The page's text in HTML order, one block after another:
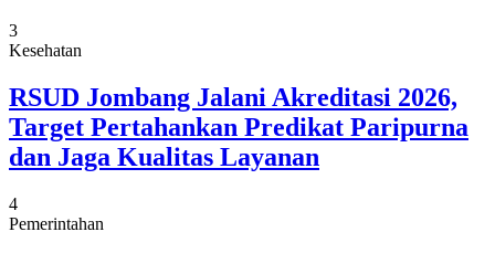
3
Kesehatan
RSUD Jombang Jalani Akreditasi 2026,
Target Pertahankan Predikat Paripurna
dan Jaga Kualitas Layanan
4
Pemerintahan